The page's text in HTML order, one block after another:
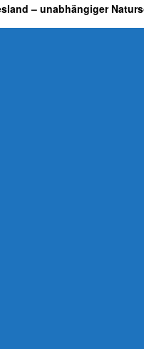
– unabhängiger